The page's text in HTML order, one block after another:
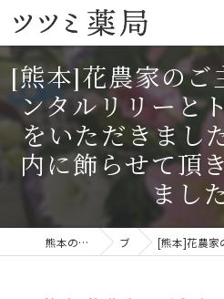
[熊本]花農家のご
ンタルリリーと
をいただきまし
内に飾らせて頂
まし
熊本の漢方ならツツミ薬局 ブログ [熊本]花農家のご主人からオリエンタル